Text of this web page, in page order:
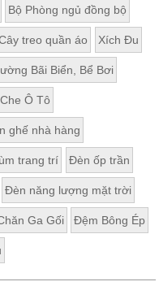
Bộ Phòng ngủ đồng bộ
treo quần áo Xích Đu
Bãi Biển, Bể Bơi
Ô Tô
ghế nhà hàng
trang trí Đèn ốp trần
Đèn năng lượng mặt trời
Ga Gối Đệm Bông Ép